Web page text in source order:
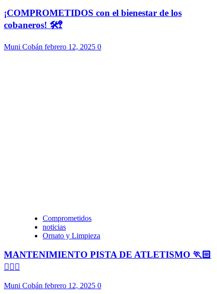
¡COMPROMETIDOS con el bienestar de los
cobaneros! 🛠️🚏
Muni Cobán febrero 12, 2025 0
Comprometidos
noticias
Ornato y Limpieza
MANTENIMIENTO PISTA DE ATLETISMO 🏃🏻
🏃🏻‍♀️
Muni Cobán febrero 12, 2025 0